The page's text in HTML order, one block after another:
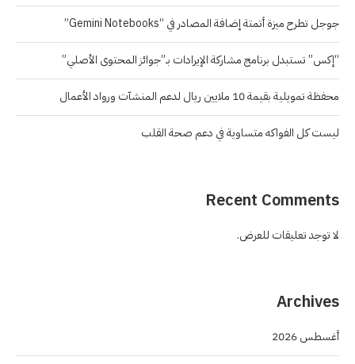
جوجل تطرح ميزة أتمتة إضافة المصادر في “Gemini Notebooks”
“إكس” تستبدل برنامج مشاركة الإيرادات بـ”جوائز المحتوى الأصلي”
محفظة تمويلية بقيمة 10 ملايين ريال لدعم المنشآت ورواد الأعمال
ليست كل الفواكه متساوية في دعم صحة القلب
Recent Comments
لا توجد تعليقات للعرض.
Archives
أغسطس 2026